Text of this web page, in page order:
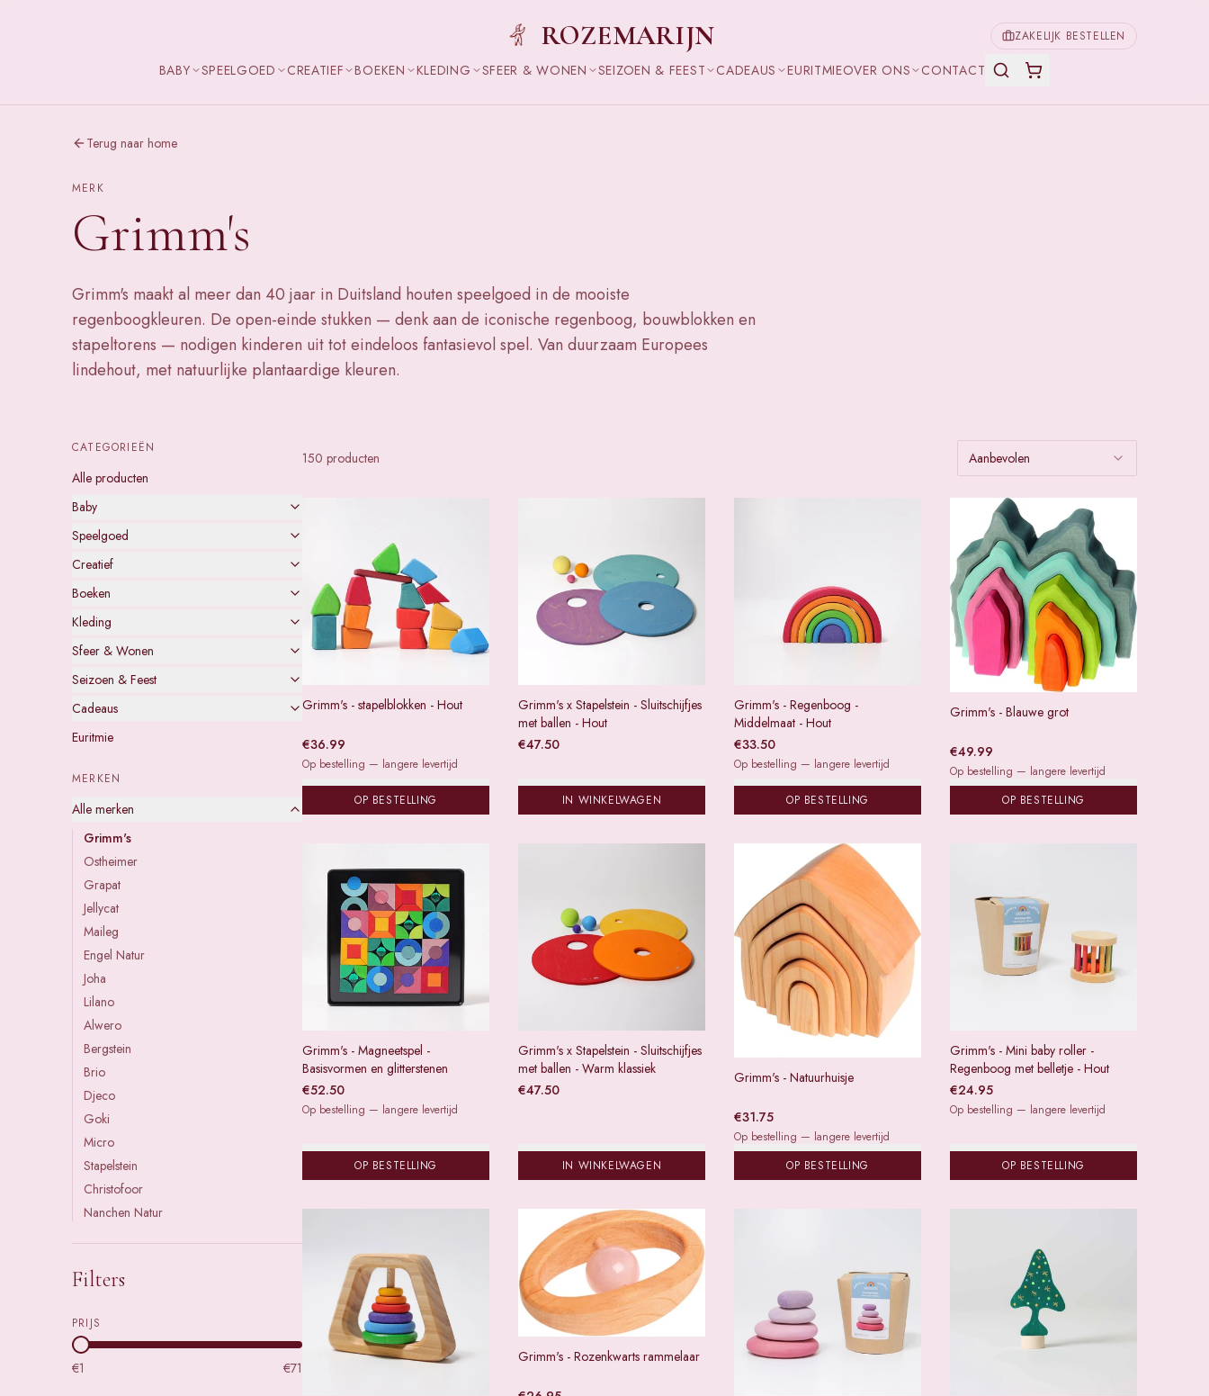
ROZEMARIJN ZAKELIJK BESTELLEN
BABY SPEELGOED CREATIEF BOEKEN KLEDING SFEER & WONEN SEIZOEN & FEEST CADEAUS EURITMIEOVER ONS CONTACT
Terug naar home
MERK
Grimm's
Grimm's maakt al meer dan 40 jaar in Duitsland houten speelgoed in de mooiste
regenboogkleuren. De open-einde stukken — denk aan de iconische regenboog, bouwblokken en
stapeltorens — nodigen kinderen uit tot eindeloos fantasievol spel. Van duurzaam Europees
lindehout, met natuurlijke plantaardige kleuren.
Producten van
CATEGORIEËN
Alle producten
Baby
Speelgoed
Creatief
Boeken
Kleding
Sfeer & Wonen
Seizoen & Feest
Cadeaus
Euritmie
MERKEN
Alle merken
Grimm's
Ostheimer
Grapat
Jellycat
Maileg
Engel Natur
Joha
Lilano
Alwero
Bergstein
Brio
Djeco
Goki
Micro
Stapelstein
Christofoor
Nanchen Natur
Filters
PRIJS
€1 €71
150 producten Aanbevolen
Grimm's - stapelblokken - Hout
€36.99
Op bestelling — langere levertijd
OP BESTELLING
Grimm's x Stapelstein - Sluitschijfjes
met ballen - Hout
€47.50
IN WINKELWAGEN
Grimm's - Regenboog -
Middelmaat - Hout
€33.50
Op bestelling — langere levertijd
OP BESTELLING
Grimm's - Blauwe grot
€49.99
Op bestelling — langere levertijd
OP BESTELLING
Grimm's - Magneetspel -
Basisvormen en glitterstenen
€52.50
Op bestelling — langere levertijd
OP BESTELLING
Grimm's x Stapelstein - Sluitschijfjes
met ballen - Warm klassiek
€47.50
IN WINKELWAGEN
Grimm's - Natuurhuisje
€31.75
Op bestelling — langere levertijd
OP BESTELLING
Grimm's - Mini baby roller -
Regenboog met belletje - Hout
€24.95
Op bestelling — langere levertijd
OP BESTELLING
Grimm's - Rozenkwarts rammelaar